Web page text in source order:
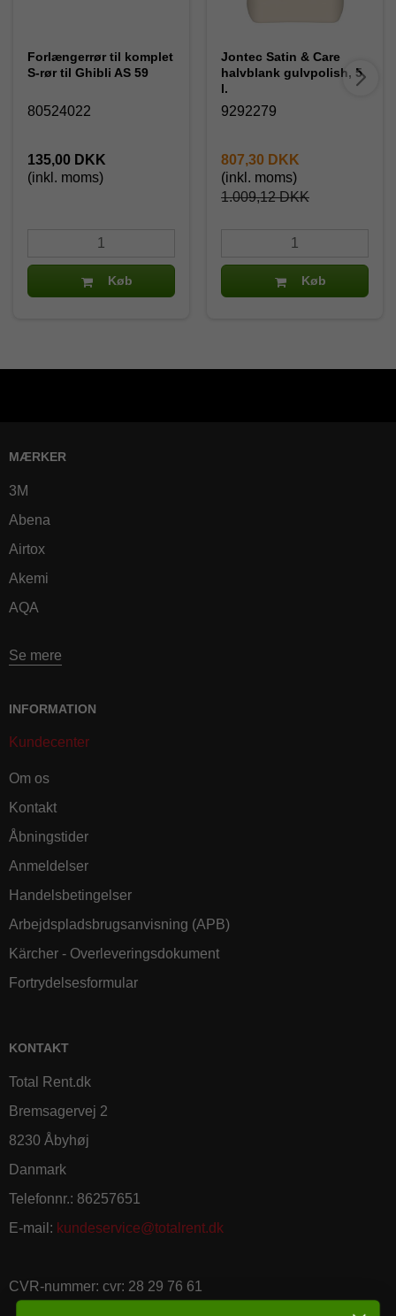
Forlængerrør til komplet
S-rør til Ghibli AS 59
80524022
135,00 DKK
(inkl. moms)
Køb
Jontec Satin & Care
halvblank gulvpolish, 5
l.
9292279
1.009,12 DKK
807,30 DKK
(inkl. moms)
Køb
MÆRKER
3M
Abena
Airtox
Akemi
AQA
Se mere
INFORMATION
Kundecenter
Om os
Kontakt
Åbningstider
Anmeldelser
Handelsbetingelser
Arbejdspladsbrugsanvisning (APB)
Kärcher - Overleveringsdokument
Fortrydelsesformular
KONTAKT
Total Rent.dk
Bremsagervej 2
8230 Åbyhøj
Danmark
Telefonnr.: 86257651
E-mail : kundeservice@totalrent.dk
CVR-nummer: cvr: 28 29 76 61